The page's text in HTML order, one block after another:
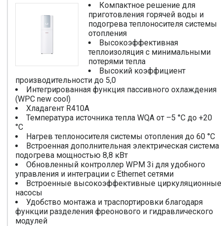
Компактное решение для
приготовления горячей воды и
подогрева теплоносителя системы
отопления
Высокоэффективная
теплоизоляция с минимальными
потерями тепла
Высокий коэффициент
производительности до 5,0
Интегрированная функция пассивного охлаждения
(WPC new cool)
Хладагент R410A
Температура источника тепла WQA от –5 °C до +20
°C
Нагрев теплоносителя системы отопления до 60 °C
Встроенная дополнительная электрическая система
подогрева мощностью 8,8 кВт
Обновленный контроллер WPM 3i для удобного
управления и интеграции с Ethernet сетями
Встроенные высокоэффективные циркуляционные
насосы
Удобство монтажа и траспортировки благодаря
функции разделения фреонового и гидравлического
модулей